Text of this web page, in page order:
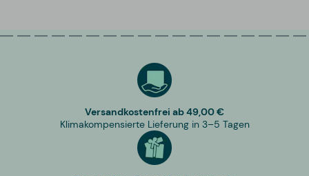
Versandkostenfrei ab 49,00 €
Klimakompensierte Lieferung in 3–5 Tagen